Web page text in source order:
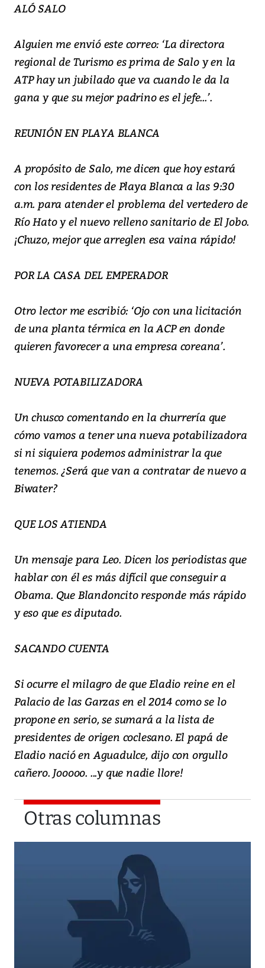
ALÓ SALO
Alguien me envió este correo: ‘La directora
regional de Turismo es prima de Salo y en la
ATP hay un jubilado que va cuando le da la
gana y que su mejor padrino es el jefe...’.
REUNIÓN EN PLAYA BLANCA
A propósito de Salo, me dicen que hoy estará
con los residentes de Playa Blanca a las 9:30
a.m. para atender el problema del vertedero de
Río Hato y el nuevo relleno sanitario de El Jobo.
¡Chuzo, mejor que arreglen esa vaina rápido!
POR LA CASA DEL EMPERADOR
Otro lector me escribió: ‘Ojo con una licitación
de una planta térmica en la ACP en donde
quieren favorecer a una empresa coreana’.
NUEVA POTABILIZADORA
Un chusco comentando en la churrería que
cómo vamos a tener una nueva potabilizadora
si ni siquiera podemos administrar la que
tenemos. ¿Será que van a contratar de nuevo a
Biwater?
QUE LOS ATIENDA
Un mensaje para Leo. Dicen los periodistas que
hablar con él es más difícil que conseguir a
Obama. Que Blandoncito responde más rápido
y eso que es diputado.
SACANDO CUENTA
Si ocurre el milagro de que Eladio reine en el
Palacio de las Garzas en el 2014 como se lo
propone en serio, se sumará a la lista de
presidentes de origen coclesano. El papá de
Eladio nació en Aguadulce, dijo con orgullo
cañero. Jooooo. ...y que nadie llore!
Otras columnas